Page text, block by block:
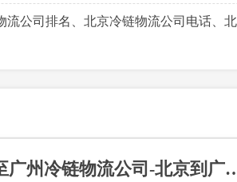
公司排名、北京冷链物流公司电话、
北京到广州冷链物流专线-北京至广州冷